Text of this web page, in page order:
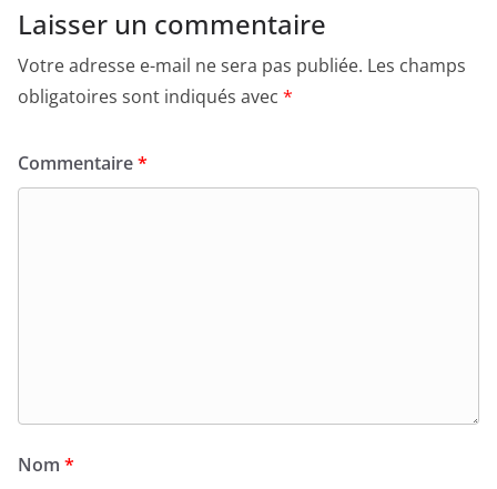
Laisser un commentaire
Votre adresse e-mail ne sera pas publiée. Les champs
obligatoires sont indiqués avec *
Commentaire*
Nom *